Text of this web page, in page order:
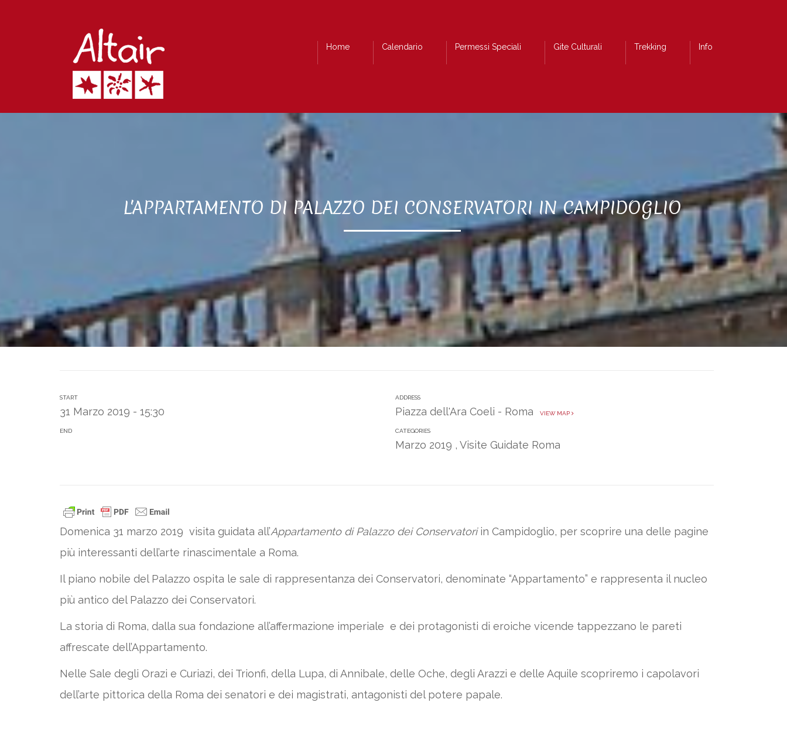
Home Calendario Permessi Speciali Gite Culturali Trekking Info
L'APPARTAMENTO DI PALAZZO DEI CONSERVATORI IN CAMPIDOGLIO
START
31 Marzo 2019 - 15:30
END
ADDRESS
Piazza dell'Ara Coeli - Roma VIEW MAP
CATEGORIES
Marzo 2019 ,Visite Guidate Roma
Domenica 31 marzo 2019 visita guidata all’Appartamento di Palazzo dei Conservatoriin Campidoglio, per scoprire una delle pagine
più interessanti dell’arte rinascimentale a Roma.
Il piano nobile del Palazzo ospita le sale di rappresentanza dei Conservatori, denominate “Appartamento” e rappresenta il nucleo
più antico del Palazzo dei Conservatori.
La storia di Roma, dalla sua fondazione all’affermazione imperiale e dei protagonisti di eroiche vicende tappezzano le pareti
affrescate dell’Appartamento.
Nelle Sale degli Orazi e Curiazi, dei Trionfi, della Lupa, di Annibale, delle Oche, degli Arazzi e delle Aquile scopriremo i capolavori
dell’arte pittorica della Roma dei senatori e dei magistrati, antagonisti del potere papale.